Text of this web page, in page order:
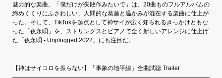
魅力的な楽曲。「僕だけが失敗作みたいで」は、20曲ものフルアルバムの
締めくくりにふさわしい、人間的な葛藤と温かみが混在する楽曲に仕上が
った。そして、TikTokを起点として神サイが広く知られるきっかけともな
った「夜永唄」を、ストリングスとピアノで全く新しいアレンジに仕上げ
た「夜永唄 - Unplugged 2022」にも注目だ。
【神はサイコロを振らない】「事象の地平線」全曲試聴 Trailer